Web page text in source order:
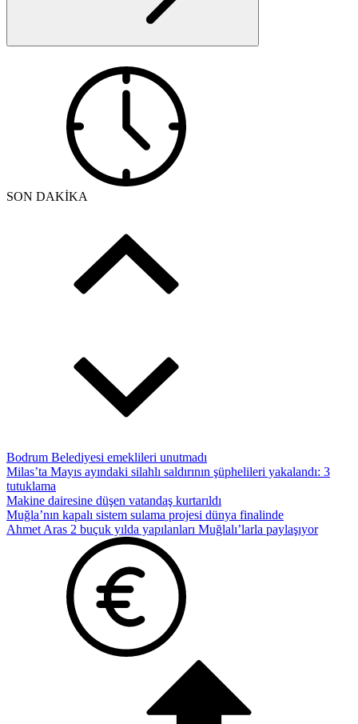
SON DAKİKA
Bodrum Belediyesi emeklileri unutmadı
Milas’ta Mayıs ayındaki silahlı saldırının şüphelileri yakalandı: 3
tutuklama
Makine dairesine düşen vatandaş kurtarıldı
Muğla’nın kapalı sistem sulama projesi dünya finalinde
Ahmet Aras 2 buçuk yılda yapılanları Muğlalı’larla paylaşıyor